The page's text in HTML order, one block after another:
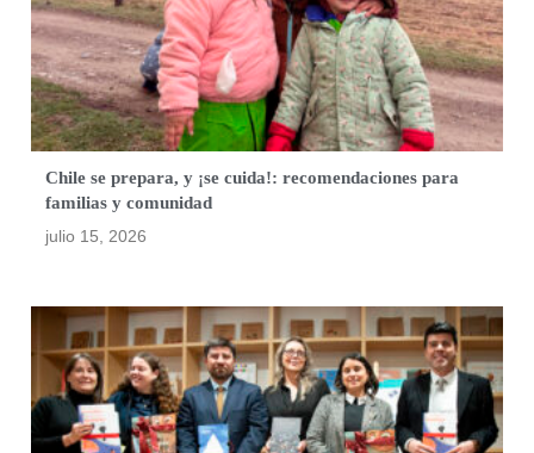
Chile se prepara, y ¡se cuida!: recomendaciones para
familias y comunidad
julio 15, 2026